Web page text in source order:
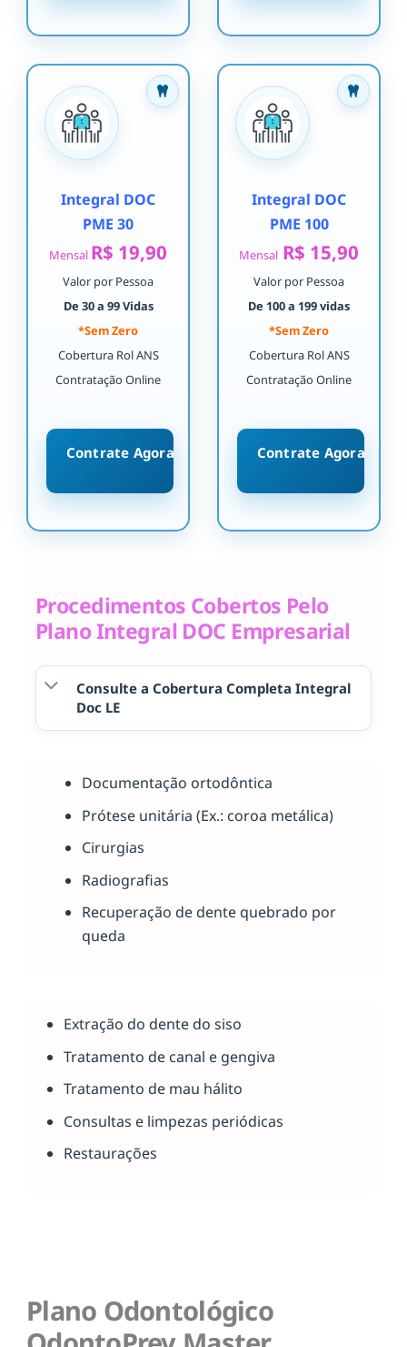
Integral DOC
PME 30
Mensal R$ 19,90
Valor por Pessoa
De 30 a 99 Vidas
*Sem Zero
Cobertura Rol ANS
Contratação Online
Contrate Agora
Integral DOC
PME 100
Mensal R$ 15,90
Valor por Pessoa
De 100 a 199 vidas
*Sem Zero
Cobertura Rol ANS
Contratação Online
Contrate Agora
Procedimentos Cobertos Pelo
Plano Integral DOC Empresarial
Consulte a Cobertura Completa Integral
Doc LE
Documentação ortodôntica
Prótese unitária (Ex.: coroa metálica)
Cirurgias
Radiografias
Recuperação de dente quebrado por
queda
Extração do dente do siso
Tratamento de canal e gengiva
Tratamento de mau hálito
Consultas e limpezas periódicas
Restaurações
Plano Odontológico